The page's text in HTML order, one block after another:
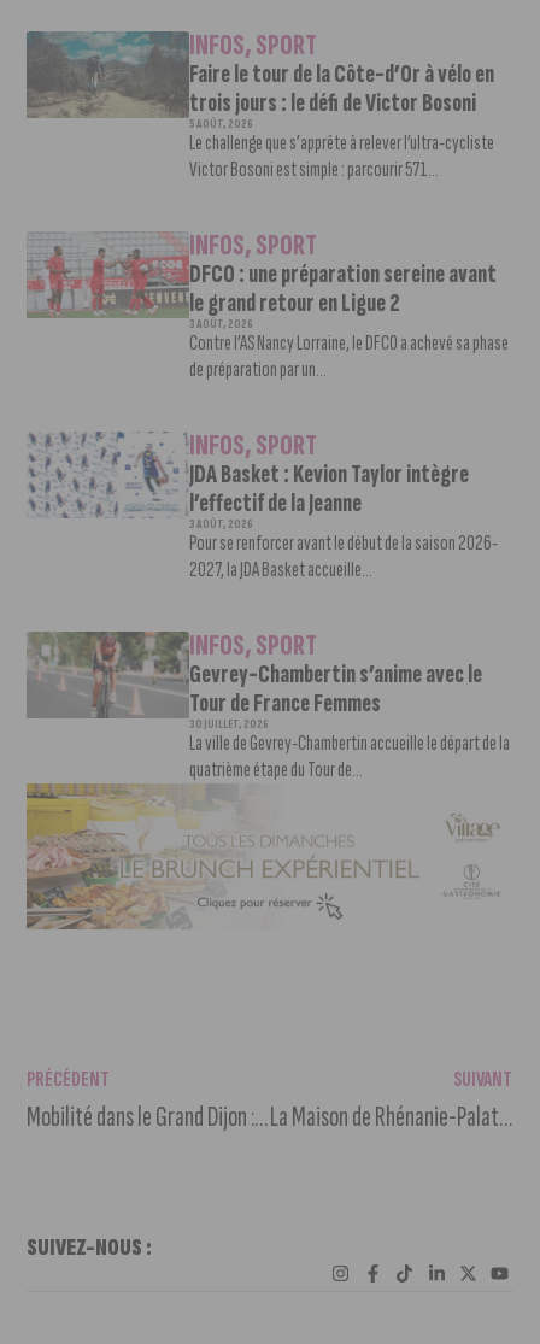
INFOS,SPORT
Faire le tour de la Côte-d’Or à vélo en
trois jours : le défi de Victor Bosoni
5 AOÛT, 2026
Le challenge que s’apprête à relever l’ultra-cycliste
Victor Bosoni est simple : parcourir 571...
INFOS,SPORT
DFCO : une préparation sereine avant
le grand retour en Ligue 2
3 AOÛT, 2026
Contre l’AS Nancy Lorraine, le DFCO a achevé sa phase
de préparation par un...
INFOS,SPORT
JDA Basket : Kevion Taylor intègre
l’effectif de la Jeanne
3 AOÛT, 2026
Pour se renforcer avant le début de la saison 2026-
2027, la JDA Basket accueille...
INFOS,SPORT
Gevrey-Chambertin s’anime avec le
Tour de France Femmes
30 JUILLET, 2026
La ville de Gevrey-Chambertin accueille le départ de la
quatrième étape du Tour de...
PRÉCÉDENT
Mobilité dans le Grand Dijon : une agglomération à deux vitesses ?
SUIVANT
La Maison de Rhénanie-Palatinat fête ses 25 ans !
SUIVEZ-NOUS :